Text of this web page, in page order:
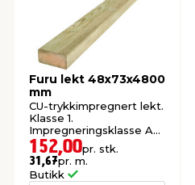
Furu lekt 48x73x4800
mm
CU-trykkimpregnert lekt.
Klasse 1.
Impregneringsklasse AB.
152,00pr. stk.
31,67pr. m.
Butikk